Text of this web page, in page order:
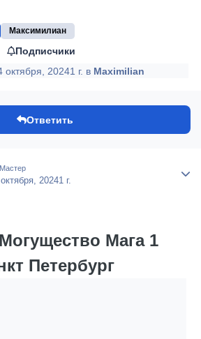
Максимилиан
Подписчики
октября, 20241 г. в Maximilian
Ответить
Мастер
20241 г.
Мага 1
Петербург